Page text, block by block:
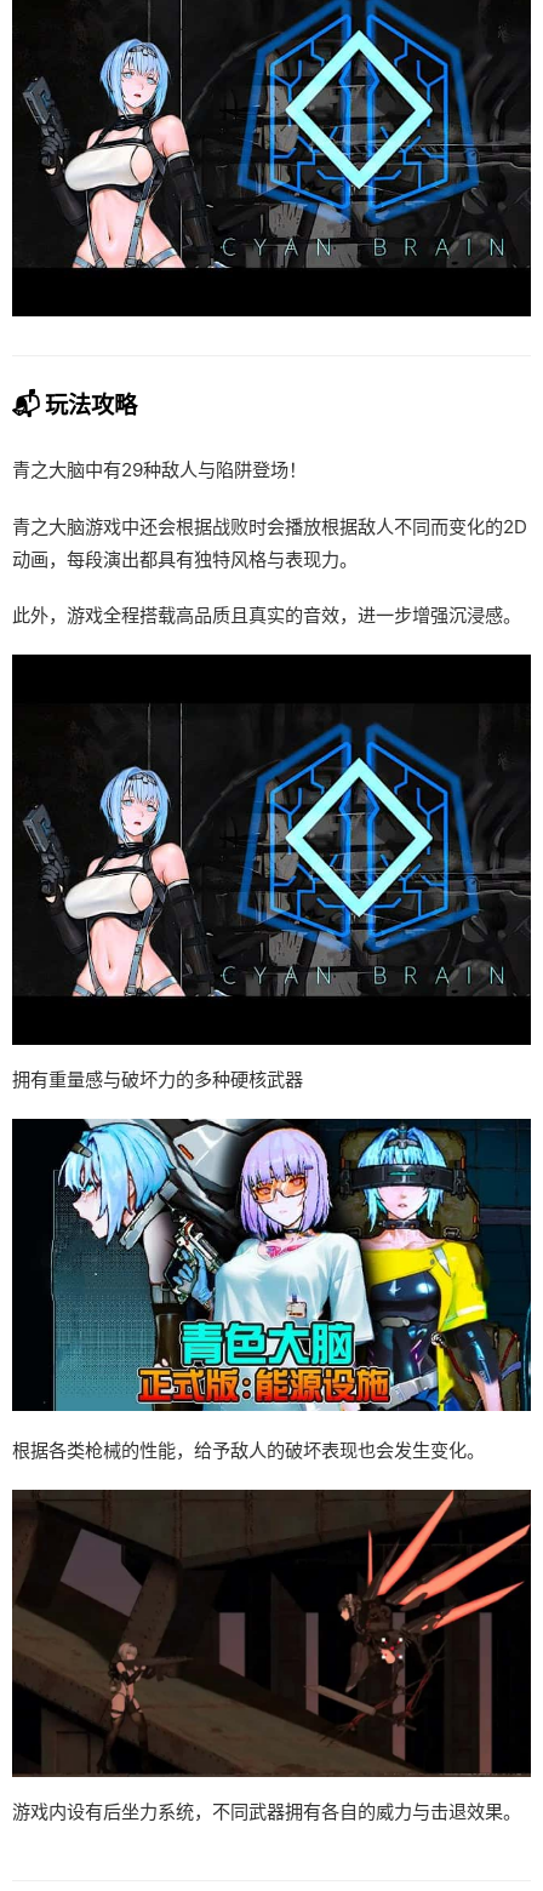
📬 玩法攻略
青之大脑中有29种敌人与陷阱登场！
青之大脑游戏中还会根据战败时会播放根据敌人不同而变化的2D
动画，每段演出都具有独特风格与表现力。
此外，游戏全程搭载高品质且真实的音效，进一步增强沉浸感。
拥有重量感与破坏力的多种硬核武器
根据各类枪械的性能，给予敌人的破坏表现也会发生变化。
游戏内设有后坐力系统，不同武器拥有各自的威力与击退效果。